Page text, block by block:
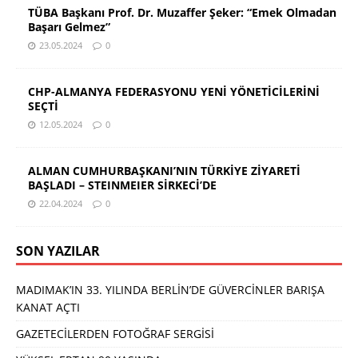
TÜBA Başkanı Prof. Dr. Muzaffer Şeker: “Emek Olmadan
Başarı Gelmez”
23.05.2024 0
CHP-ALMANYA FEDERASYONU YENİ YÖNETİCİLERİNİ
SEÇTİ
12.05.2024 0
ALMAN CUMHURBAŞKANI’NIN TÜRKİYE ZİYARETİ
BAŞLADI – STEINMEIER SİRKECİ’DE
22.04.2024 0
SON YAZILAR
MADIMAK’IN 33. YILINDA BERLİN’DE GÜVERCİNLER BARIŞA
KANAT AÇTI
GAZETECİLERDEN FOTOĞRAF SERGİSİ